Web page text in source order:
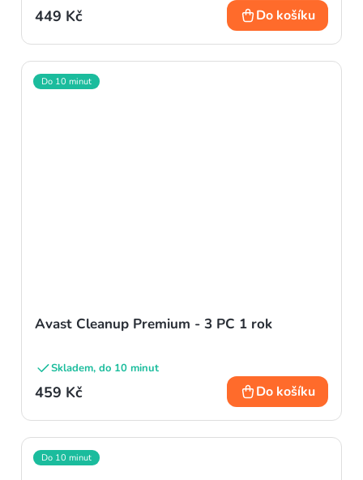
449 Kč Do košíku
Do 10 minut
Avast Cleanup Premium - 3 PC 1 rok
Skladem, do 10 minut
459 Kč Do košíku
Do 10 minut